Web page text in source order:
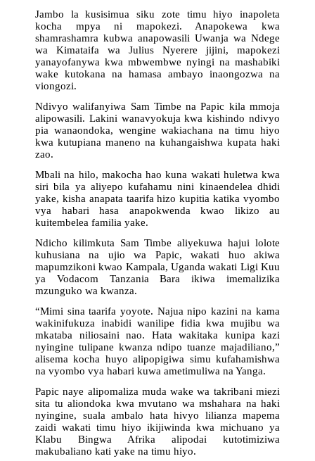
Jambo la kusisimua siku zote timu hiyo inapoleta
kocha mpya ni mapokezi. Anapokewa kwa
shamrashamra kubwa anapowasili Uwanja wa Ndege
wa Kimataifa wa Julius Nyerere jijini, mapokezi
yanayofanywa kwa mbwembwe nyingi na mashabiki
wake kutokana na hamasa ambayo inaongozwa na
viongozi.
Ndivyo walifanyiwa Sam Timbe na Papic kila mmoja
alipowasili. Lakini wanavyokuja kwa kishindo ndivyo
pia wanaondoka, wengine wakiachana na timu hiyo
kwa kutupiana maneno na kuhangaishwa kupata haki
zao.
Mbali na hilo, makocha hao kuna wakati huletwa kwa
siri bila ya aliyepo kufahamu nini kinaendelea dhidi
yake, kisha anapata taarifa hizo kupitia katika vyombo
vya habari hasa anapokwenda kwao likizo au
kuitembelea familia yake.
Ndicho kilimkuta Sam Timbe aliyekuwa hajui lolote
kuhusiana na ujio wa Papic, wakati huo akiwa
mapumzikoni kwao Kampala, Uganda wakati Ligi Kuu
ya Vodacom Tanzania Bara ikiwa imemalizika
mzunguko wa kwanza.
“Mimi sina taarifa yoyote. Najua nipo kazini na kama
wakinifukuza inabidi wanilipe fidia kwa mujibu wa
mkataba niliosaini nao. Hata wakitaka kunipa kazi
nyingine tulipane kwanza ndipo tuanze majadiliano,”
alisema kocha huyo alipopigiwa simu kufahamishwa
na vyombo vya habari kuwa ametimuliwa na Yanga.
Papic naye alipomaliza muda wake wa takribani miezi
sita tu aliondoka kwa mvutano wa mshahara na haki
nyingine, suala ambalo hata hivyo lilianza mapema
zaidi wakati timu hiyo ikijiwinda kwa michuano ya
Klabu Bingwa Afrika alipodai kutotimiziwa
makubaliano kati yake na timu hiyo.